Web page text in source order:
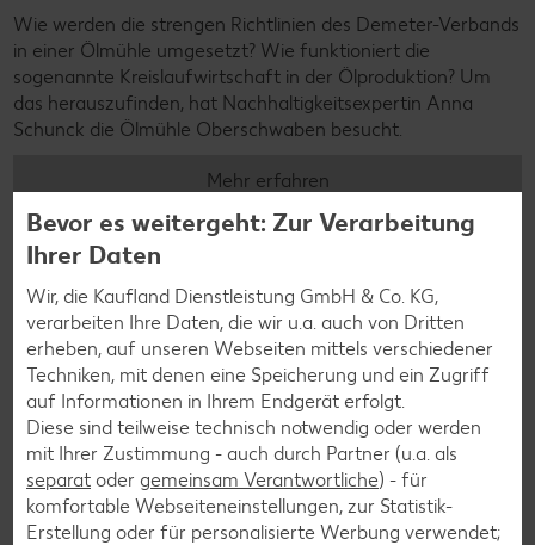
Wie werden die strengen Richtlinien des Demeter-Verbands
in einer Ölmühle umgesetzt? Wie funktioniert die
sogenannte Kreislaufwirtschaft in der Ölproduktion? Um
das herauszufinden, hat Nachhaltigkeitsexpertin Anna
Schunck die Ölmühle Oberschwaben besucht.
Mehr erfahren
Bevor es weitergeht: Zur Verarbeitung
Ihrer Daten
Wir, die Kaufland Dienstleistung GmbH & Co. KG,
verarbeiten Ihre Daten, die wir u.a. auch von Dritten
erheben, auf unseren Webseiten mittels verschiedener
Techniken, mit denen eine Speicherung und ein Zugriff
auf Informationen in Ihrem Endgerät erfolgt.
Diese sind teilweise technisch notwendig oder werden
mit Ihrer Zustimmung - auch durch Partner (u.a. als
separat oder gemeinsam Verantwortliche) - für
komfortable Webseiteneinstellungen, zur Statistik-
Erstellung oder für personalisierte Werbung verwendet;